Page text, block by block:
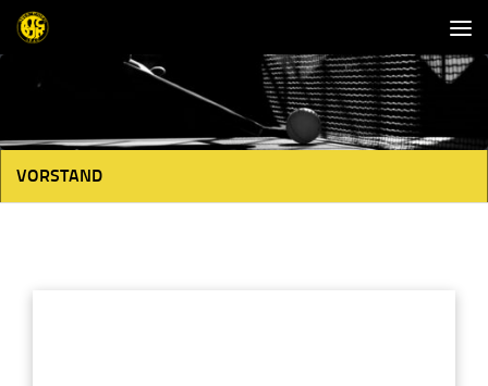
Unter dem Inhalt
VORSTAND